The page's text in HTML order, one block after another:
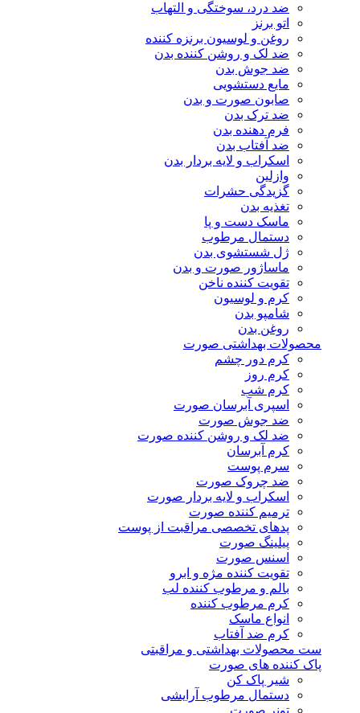
ضد درد، سوختگی و التهاب
اتو برنز
روغن و لوسیون برنزه کننده
ضد لک و روشن کننده بدن
ضد جوش بدن
مایع دستشویی
صابون صورت و بدن
ضد ترک بدن
فرم دهنده بدن
ضد آفتاب بدن
اسکراب و لایه بردار بدن
وازلین
گزیدگی حشرات
تغذیه بدن
ماسک دست و پا
دستمال مرطوب
ژل شستشوی بدن
ماساژور صورت و بدن
تقویت کننده ناخن
کرم و لوسیون
شامپو بدن
روغن بدن
محصولات بهداشتی صورت
کرم دور چشم
کرم روز
کرم شب
اسپری آبرسان صورت
ضد جوش صورت
ضد لک و روشن کننده صورت
کرم آبرسان
سرم پوست
ضد چروک صورت
اسکراب و لایه بردار صورت
ترمیم کننده صورت
پدهای تخصصی مراقبت از پوست
پیلینگ صورت
اسنس صورت
تقویت کننده مژه و ابرو
بالم و مرطوب کننده لب
کرم مرطوب کننده
انواع ماسک
کرم ضد آفتاب
ست محصولات بهداشتی و مراقبتی
پاک کننده های صورت
شیر پاک کن
دستمال مرطوب آرایشی
تونر صورت